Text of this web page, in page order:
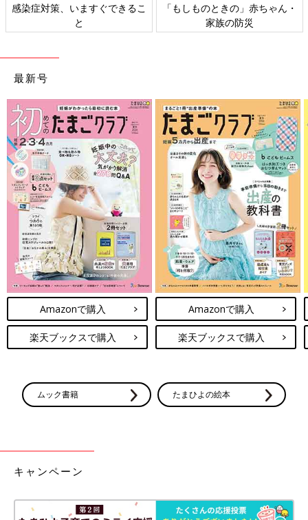
AIRIさんは、こちらのデニムパンツを購入。大きめのポケットが
ポイントで、おしゃれなデザインですよね！すそはキュッとしぼ
子ども服5選
気温差の大きい時期には、保育園や幼稚園にど
んな服を着せていけばいいのか迷いますよね。
感染症対策、いますぐできるこ
と
「もしものときの」赤ちゃん・
家族の防災
最新号
Amazonで購入
楽天ブックスで購入
Amazonで購入
楽天ブックスで購入
ムック書籍 たまひよの絵本
キャンペーン